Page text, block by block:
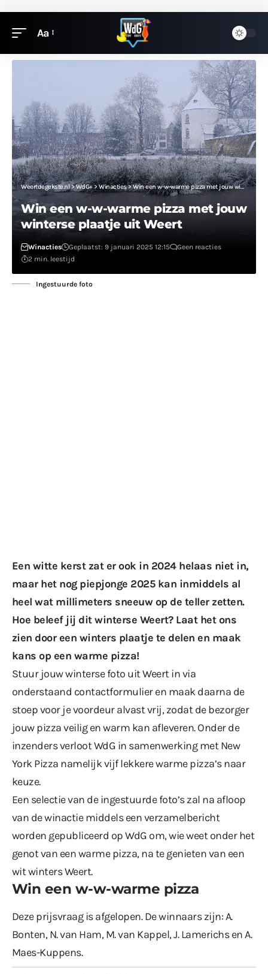
Aa
Weertdegekste.nl>WdG+>Winacties>Win een w-w-warme pizza met jouw winterse plaatje uit Weert
Win een w-w-warme pizza met jouw
winterse plaatje uit Weert
Winacties Geplaatst: 9 januari 2025 12:15
Geen reacties
2 min. leestijd
Ingestuurde foto
Een witte kerst zat er ook in 2024 helaas niet in,
maar het nog piepjonge 2025 kan inmiddels al
heel wat millimeters sneeuw op de teller zetten.
Hoe beleef jij dit winterse Weert? Laat het ons
zien door een winters plaatje te delen en maak
kans op een warme pizza!
Stuur jouw winterse foto uit Weert in via
onderstaand contactformulier en maak daarna de
stoep voor je voordeur alvast vrij, zodat de bezorger
jouw pizza veilig en warm kan afleveren. Onder de
inzenders verloot WdG in samenwerking met New
York Pizza namelijk vijf lekkere warme pizza’s naar
keuze.
Een selectie van de ingestuurde foto’s zal na afloop
van de winactie middels een verzamelbericht
worden gepubliceerd op WdG om, wie weet onder het
genot van een warme pizza, na te genieten van een
wit winters Weert.
Win een w-w-warme pizza
Deze prijsvraag is afgelopen. De winnaars zijn: A.
Bonten, N. van Ham, M. van Kappel, J. Lamerichs en A.
Maes-Kuppens.